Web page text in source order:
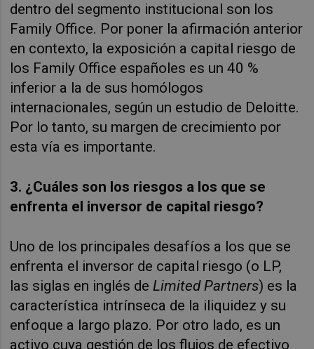
dentro del segmento institucional son los
Family Office. Por poner la afirmación anterior
en contexto, la exposición a capital riesgo de
los Family Office españoles es un 40 %
inferior a la de sus homólogos
internacionales, según un estudio de Deloitte.
Por lo tanto, su margen de crecimiento por
esta vía es importante.
3. ¿Cuáles son los riesgos a los que se
enfrenta el inversor de capital riesgo?
Uno de los principales desafíos a los que se
enfrenta el inversor de capital riesgo (o LP,
las siglas en inglés deLimited Partners) es la
característica intrínseca de la iliquidez y su
enfoque a largo plazo. Por otro lado, es un
activo cuya gestión de los flujos de efectivo